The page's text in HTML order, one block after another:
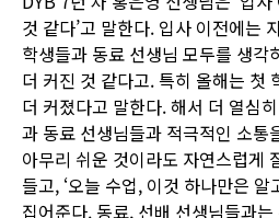
것 같다’고 말한다. 입사 이전에는
학생들과 동료 선생님 모두를 생각
더 커진 것 같다고. 특히 올해는 첫
더 커졌다고 말한다. 해서 더 열심
과 동료 선생님들과 적극적인 소통
아무리 쉬운 것이라도 자연스럽게
들고, ‘오늘 수업, 이것 하나만은 알
집어준다. 동료, 선배 선생님들과